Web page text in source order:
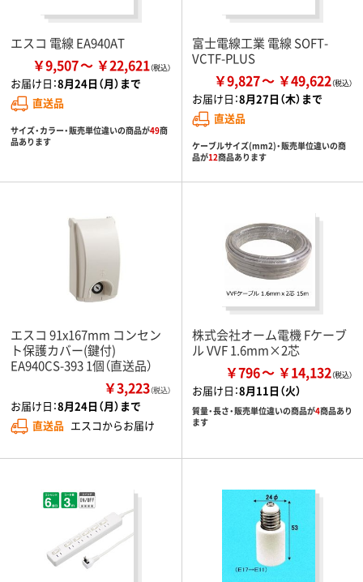
エスコ 電線 EA940AT
￥9,507 ￥22,621
お届け日：8月24日（月）まで
直送品
サイズ・カラー・販売単位違いの商品が49商
品あります
富士電線工業 電線 SOFT-
VCTF-PLUS
￥9,827 ￥49,622
お届け日：8月27日（木）まで
直送品
ケーブルサイズ(mm2)・販売単位違いの商
品が12商品あります
エスコ 91x167mm コンセン
ト保護カバー(鍵付)
EA940CS-393 1個（直送品）
￥3,223（税込）
お届け日：8月24日（月）まで
直送品 エスコからお届け
株式会社オーム電機 Fケーブ
ル VVF 1.6mm×2芯
￥796 ￥14,132
お届け日：8月11日（火）
質量・長さ・販売単位違いの商品が4商品あり
ます